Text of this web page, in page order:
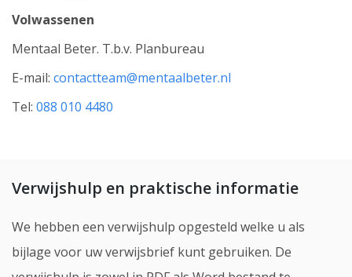
Volwassenen
Mentaal Beter. T.b.v. Planbureau
E-mail: contactteam@mentaalbeter.nl
Tel: 088 010 4480
Verwijshulp en praktische informatie
We hebben een verwijshulp opgesteld welke u als
bijlage voor uw verwijsbrief kunt gebruiken. De